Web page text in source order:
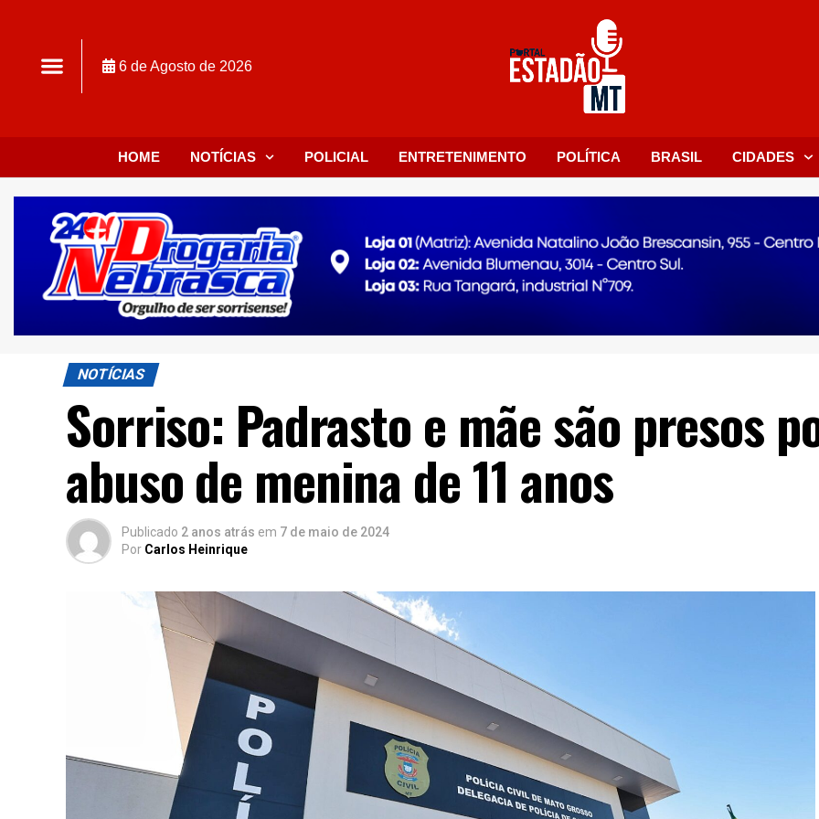
6 de Agosto de 2026
HOME NOTÍCIAS POLICIAL ENTRETENIMENTO POLÍTICA BRASIL CIDADES
NOTÍCIAS
Sorriso: Padrasto e mãe são presos
abuso de menina de 11 anos
Publicado 2 anos atrás em 7 de maio de 2024
Por Carlos Heinrique